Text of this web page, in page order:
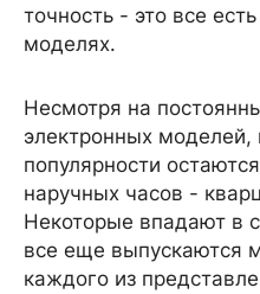
точность - это все
моделях.
Несмотря на
электронных моделей,
популярности
наручных часов -
Некоторые впадают в
все еще выпускаются
каждого из